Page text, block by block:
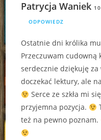
Patrycja Waniek
ODPOWIEDZ
Ostatnie dni królika
Przeczuwam cudowną
serdecznie dziękuję za
doczekać lektury, ale
Serce ze szkła mi
przyjemna pozycja.
też na pewno poznam.